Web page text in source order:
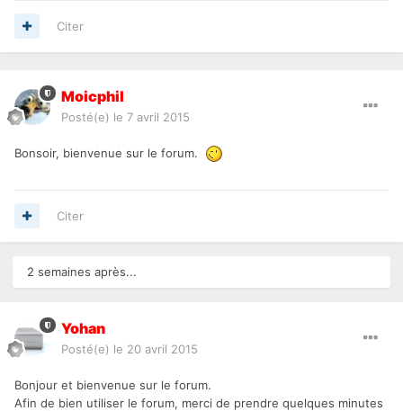
Citer
Moicphil
Posté(e) le 7 avril 2015
Bonsoir, bienvenue sur le forum.
Citer
2 semaines après...
Yohan
Posté(e) le 20 avril 2015
Bonjour et bienvenue sur le forum.
Afin de bien utiliser le forum, merci de prendre quelques minutes